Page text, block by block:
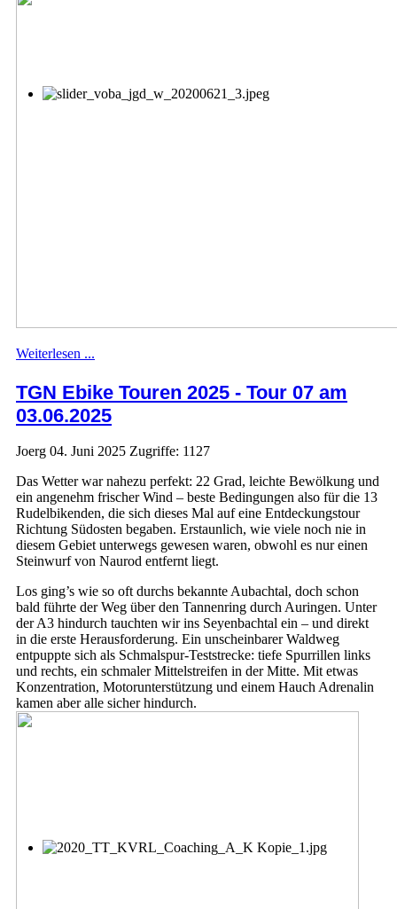
Weiterlesen ...
TGN Ebike Touren 2025 - Tour 07 am
03.06.2025
Joerg 04. Juni 2025 Zugriffe: 1127
Das Wetter war nahezu perfekt: 22 Grad, leichte Bewölkung und
ein angenehm frischer Wind – beste Bedingungen also für die 13
Rudelbikenden, die sich dieses Mal auf eine Entdeckungstour
Richtung Südosten begaben. Erstaunlich, wie viele noch nie in
diesem Gebiet unterwegs gewesen waren, obwohl es nur einen
Steinwurf von Naurod entfernt liegt.
Los ging’s wie so oft durchs bekannte Aubachtal, doch schon
bald führte der Weg über den Tannenring durch Auringen. Unter
der A3 hindurch tauchten wir ins Seyenbachtal ein – und direkt
in die erste Herausforderung. Ein unscheinbarer Waldweg
entpuppte sich als Schmalspur-Teststrecke: tiefe Spurrillen links
und rechts, ein schmaler Mittelstreifen in der Mitte. Mit etwas
Konzentration, Motorunterstützung und einem Hauch Adrenalin
kamen aber alle sicher hindurch.